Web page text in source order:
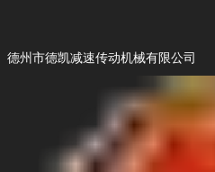
德州市德凯减速传动机械有限公司